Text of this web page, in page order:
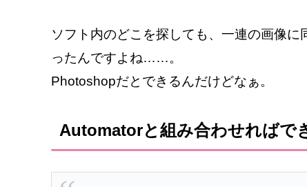
ソフト内のどこを探しても、一連の画像
ったんですよね……。
Photoshopだとできるんだけどなぁ。
Automatorと組み合わせればで